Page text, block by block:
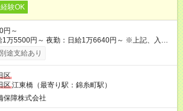
験OK
円～
1万5500円～ 夜勤：日給1万6640円～ ※上記、入社
円含む(25勤務まで) ┗新任研修の終了から100日以内
… 日給1000円UP！ ■
い・前払いOK！ 給与即時払いサービス『クリア
最短当日にコンビニATMから 現金で給与を受け取れ
法定研修(7h×3日間)中も 手当をしっ
途支給あり
区
区江東橋（最寄り駅：錦糸町駅）
保障株式会社